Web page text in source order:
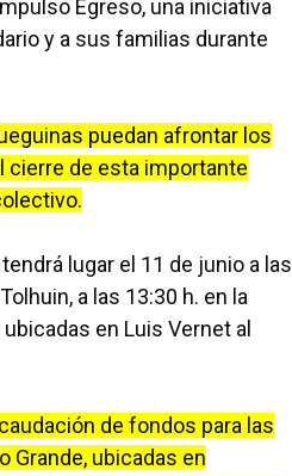
Egreso, una iniciativa
y a sus familias durante
puedan afrontar los
cierre de esta importante
lugar el 11 de junio a las
a las 13:30 h. en la
en Luis Vernet al
de fondos para las
Grande, ubicadas en